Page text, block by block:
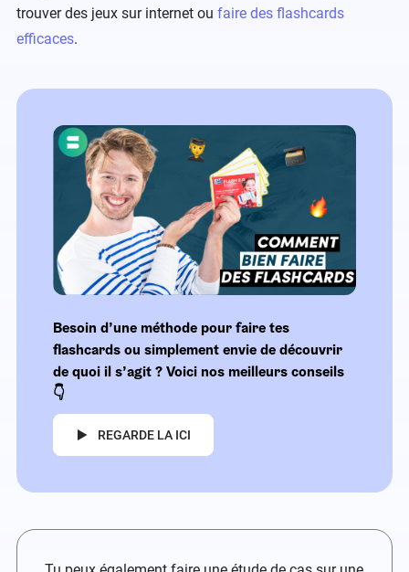
trouver des jeux sur internet ou faire des flashcards
efficaces.
Besoin d’une méthode pour faire tes
flashcards ou simplement envie de découvrir
de quoi il s’agit ? Voici nos meilleurs conseils
👇
REGARDE LA ICI